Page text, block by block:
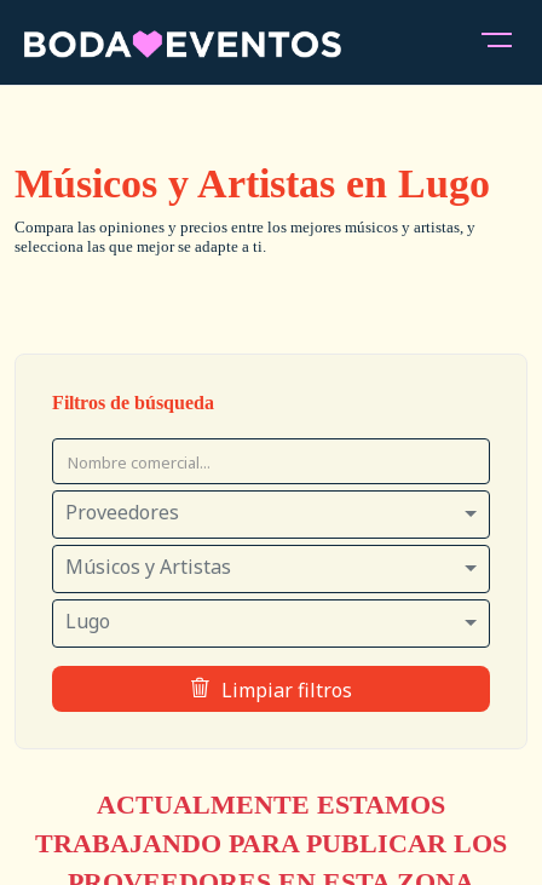
Músicos y Artistas en Lugo
Compara las opiniones y precios entre los mejores músicos y artistas, y
selecciona las que mejor se adapte a ti.
Filtros de búsqueda
Proveedores
Músicos y Artistas
Lugo
Limpiar filtros
ACTUALMENTE ESTAMOS
TRABAJANDO PARA PUBLICAR LOS